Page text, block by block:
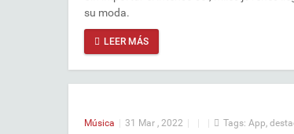
su moda.
LEER MÁS
Música 31 Mar , 2022 Tags: App,